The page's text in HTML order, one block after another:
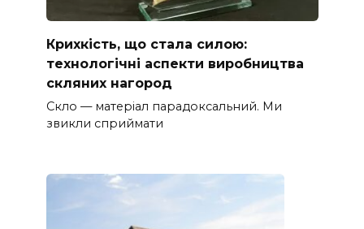
Крихкість, що стала силою:
технологічні аспекти виробництва
скляних нагород
Скло — матеріал парадоксальний. Ми
звикли сприймати